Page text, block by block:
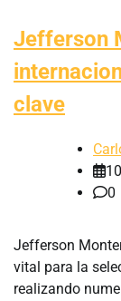
Jefferson
clave
0
Jefferson
vital para la
realizando